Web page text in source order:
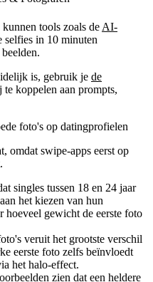
tools zoals de AI-
selfies in 10 minuten
is, gebruik je de
te koppelen aan prompts,
foto's op datingprofielen
omdat swipe-apps eerst op
singles tussen 18 en 24 jaar
het kiezen van hun
gewicht de eerste foto
veruit het grootste verschil
eerste foto zelfs beïnvloedt
het halo-effect.
zien dat een heldere